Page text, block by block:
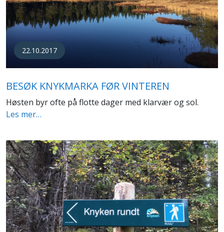
22.10.2017
BESØK KNYKMARKA FØR VINTEREN
Høsten byr ofte på flotte dager med klarvær og sol.
Les mer…